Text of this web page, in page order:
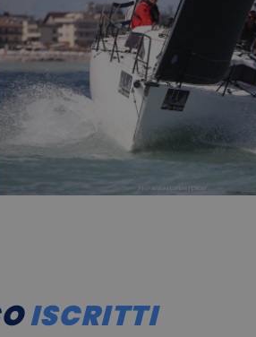
ISCRITTI